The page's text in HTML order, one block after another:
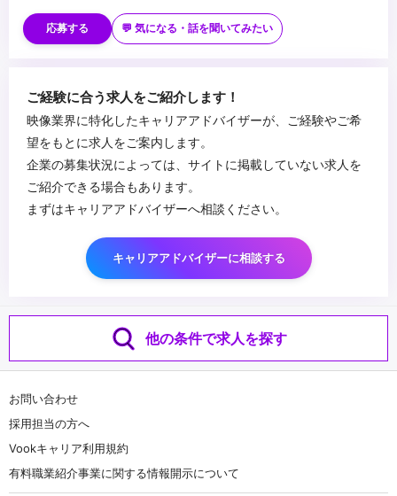
・モーション制作やアニメーションの基本的な理解
・チームでの制作経験（他職種との連携を意識した制作ができる）
・モーション制作・カメラワークの実務経験
・シェーダー、リギング、プロシージャルモデリング、シミュレー
・映像ディレクション経験
作経験
・AE・Nukeなどを活用したCG映像のコンポジット・ポストプロダ
クションの経験
・AIを活用した作品制作経験
・手書きアニメ制作経験
・セルルック表現（シェーダー調整など）の知識や実務経験
ションの調整経験
・制作パイプラインの効率化や管理ツールの利用経験
■求められるマインド
やパイプラインの開発に興味のある方）
・問題解決を楽しめる方（クリエイターが直面する技術的課題を解
決し、円滑な制作をサポートしたい方）
・チームワークを大切にできる方（他職種と協力しながら仕事を進
めたい方）
れながらスキルアップしたい方）
・映像やゲーム制作に情熱を持っている方（より完成度の高い表現
...
応募する 💬 気になる・話を聞いてみたい
ご経験に合う求人をご紹介します！
映像業界に特化したキャリアアドバイザーが、ご経験やご希
望をもとに求人をご案内します。
企業の募集状況によっては、サイトに掲載していない求人を
ご紹介できる場合もあります。
まずはキャリアアドバイザーへ相談ください。
キャリアアドバイザーに相談する
他の条件で求人を探す
お問い合わせ
採用担当の方へ
Vookキャリア利用規約
有料職業紹介事業に関する情報開示について